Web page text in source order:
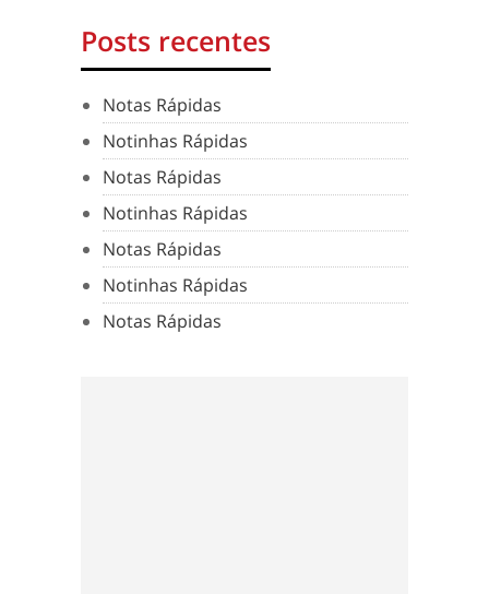
Posts recentes
Notas Rápidas
Notinhas Rápidas
Notas Rápidas
Notinhas Rápidas
Notas Rápidas
Notinhas Rápidas
Notas Rápidas